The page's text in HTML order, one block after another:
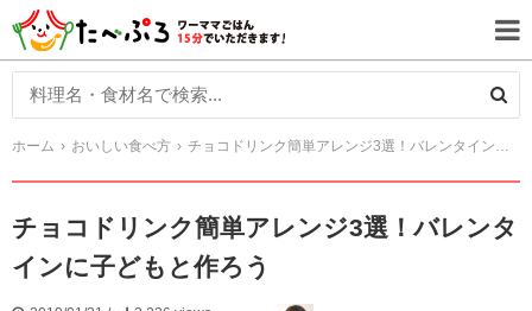
ホーム おいしい食べ方 チョコドリンク簡単アレンジ3選！バレンタインに子どもと作ろう
チョコドリンク簡単アレンジ3選！バレンタ
インに子どもと作ろう